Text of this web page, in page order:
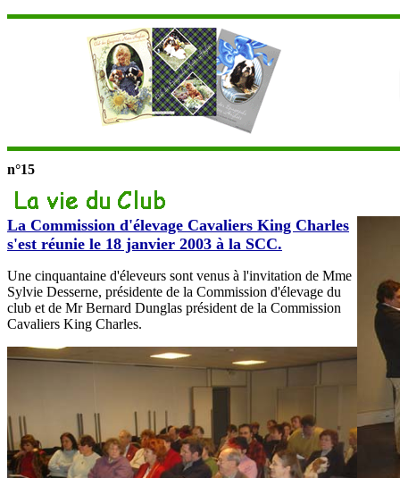
n°15
La Commission d'élevage Cavaliers King Charles
s'est réunie le 18 janvier 2003 à la SCC.
Une cinquantaine d'éleveurs sont venus à l'invitation de Mme
Sylvie Desserne, présidente de la Commission d'élevage du
club et de Mr Bernard Dunglas président de la Commission
Cavaliers King Charles.